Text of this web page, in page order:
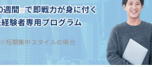
※短期集中スタイルの場合